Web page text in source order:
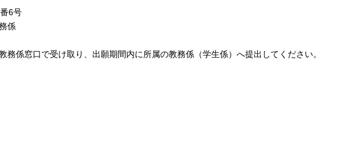
6号
係
務係窓口で受け取り、出願期間内に所属の教務係（学生係）へ提出してください。